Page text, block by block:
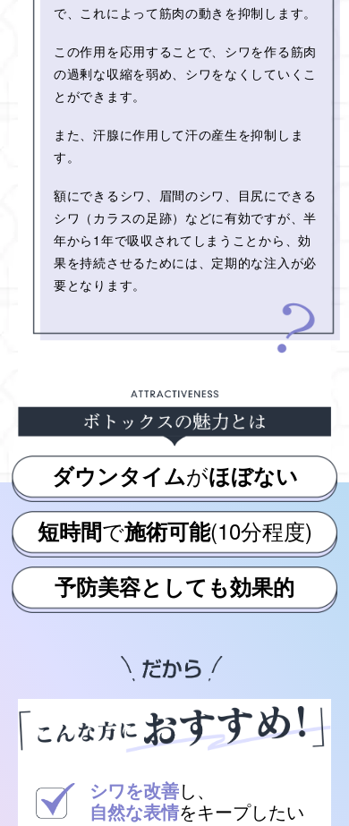
で、これによって筋肉の動きを抑制します。
この作用を応用することで、シワを作る筋肉
の過剰な収縮を弱め、シワをなくしていくこ
とができます。
また、汗腺に作用して汗の産生を抑制しま
す。
額にできるシワ、眉間のシワ、目尻にできる
シワ（カラスの足跡）などに有効ですが、半
年から1年で吸収されてしまうことから、効
果を持続させるためには、定期的な注入が必
要となります。
ダウンタイムがほぼない
短時間で施術可能(10分程度)
予防美容としても効果的
シワを改善し、
自然な表情をキープしたい